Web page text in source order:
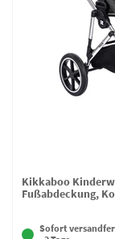
Kikkaboo
Fußabdeckung,
Sofort